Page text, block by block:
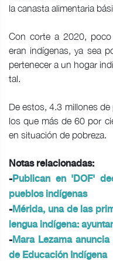
la canasta alimentaria
Con corte a 2020,
eran indígenas, ya sea
pertenecer a un hogar
tal.
De estos, 4.3 millones
los que más de 60 por
en situación de pobreza.
Notas relacionadas:
-Publican en 'DOF'
pueblos indígenas
-Mérida, una de las
lengua indígena:
-Mara Lezama
de Educación Indígena